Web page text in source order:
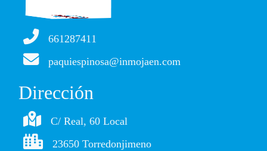
661287411
paquiespinosa@inmojaen.com
Dirección
C/ Real, 60 Local
23650 Torredonjimeno